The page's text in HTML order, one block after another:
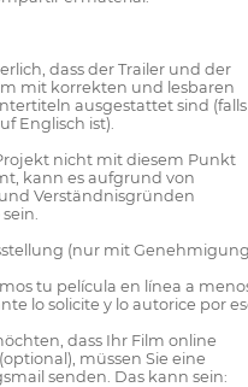
dass der Trailer und der
mit korrekten und lesbaren
ausgestattet sind
Englisch ist).
nicht mit diesem Punkt
kann es aufgrund von
Verständnisgründen
(nur mit
tu película en línea a
lo solicite y lo autorice por
dass Ihr Film online
müssen Sie eine
senden. Das kann sein: